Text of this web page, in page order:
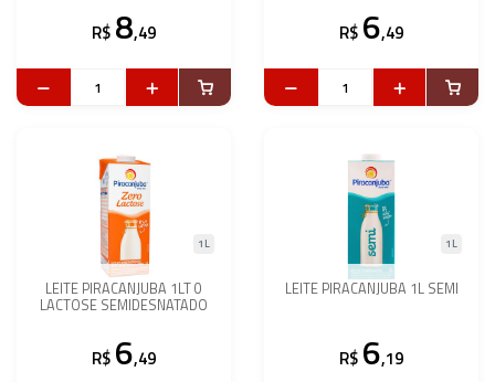
R$ 8,49 R$ 6,49
LEITE PIRACANJUBA 1LT 0
LACTOSE SEMIDESNATADO
1L
R$ 6,49
LEITE PIRACANJUBA 1L SEMI
1L
R$ 6,19